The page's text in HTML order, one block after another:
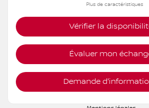
Plus de caractéristiques
Vérifier la
Évaluer mon
Demande